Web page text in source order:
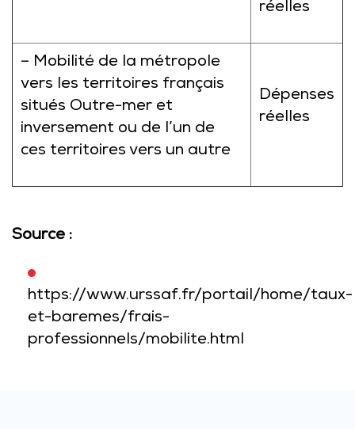
réelles
– Mobilité de la métropole
vers les territoires français
situés Outre-mer et
inversement ou de l’un de
ces territoires vers un autre
Dépenses
réelles
Source :
https://www.urssaf.fr/portail/home/taux-
et-baremes/frais-
professionnels/mobilite.html